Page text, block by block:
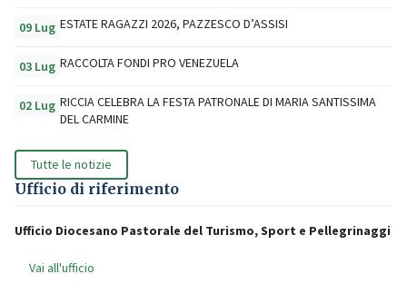
09 Lug ESTATE RAGAZZI 2026, PAZZESCO D’ASSISI
03 Lug RACCOLTA FONDI PRO VENEZUELA
02 Lug RICCIA CELEBRA LA FESTA PATRONALE DI MARIA SANTISSIMA
DEL CARMINE
Tutte le notizie
Ufficio di riferimento
Ufficio Diocesano Pastorale del Turismo, Sport e Pellegrinaggi
Vai all'ufficio